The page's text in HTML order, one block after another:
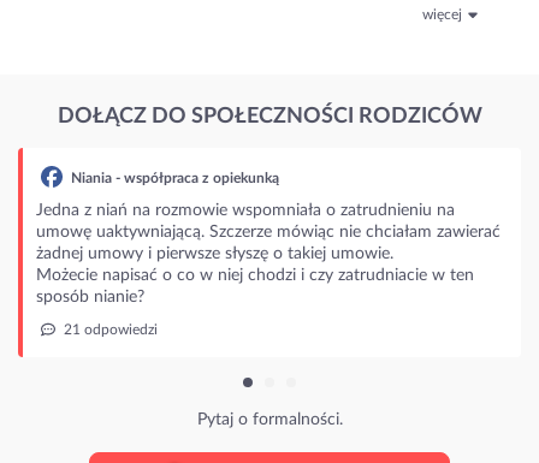
więcej
DOŁĄCZ DO SPOŁECZNOŚCI RODZICÓW
z opiekunką
wspomniała o zatrudnieniu na
Szczerze mówiąc nie chciałam zawierać
słyszę o takiej umowie.
o co w niej chodzi i czy zatrudniacie w ten